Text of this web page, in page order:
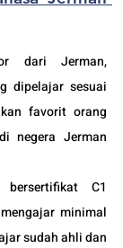
dipelajar sesuai
favorit orang
negera Jerman
bersertifikat C1
minimal
sudah ahli dan